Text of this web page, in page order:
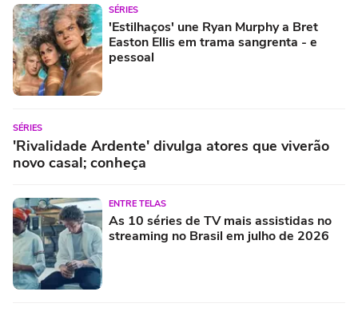
SÉRIES
'Estilhaços' une Ryan Murphy a Bret
Easton Ellis em trama sangrenta - e
pessoal
SÉRIES
'Rivalidade Ardente' divulga atores que viverão
novo casal; conheça
ENTRE TELAS
As 10 séries de TV mais assistidas no
streaming no Brasil em julho de 2026